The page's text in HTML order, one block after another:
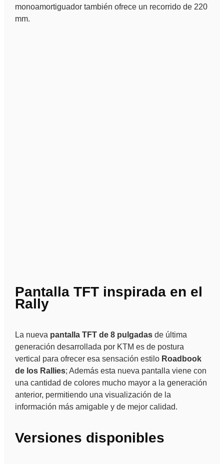
monoamortiguador también ofrece un recorrido de 220
mm.
Pantalla TFT inspirada en el
Rally
La nueva pantalla TFT de 8 pulgadasde última
generación desarrollada por KTM es de postura
vertical para ofrecer esa sensación estilo Roadbook
de los Rallies; Además esta nueva pantalla viene con
una cantidad de colores mucho mayor a la generación
anterior, permitiendo una visualización de la
información más amigable y de mejor calidad.
Versiones disponibles